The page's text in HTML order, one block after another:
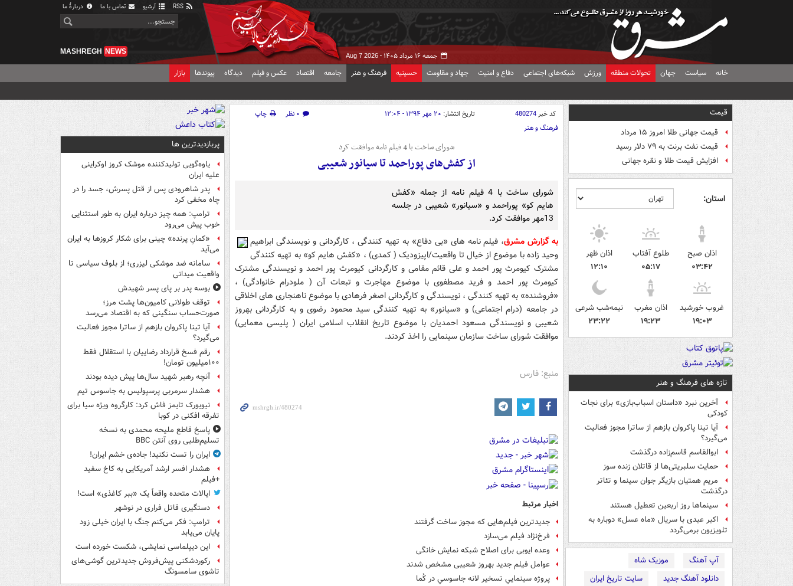
آرشیو تماس با ما دربارهٔ ما
جمعه ۱۶ مرداد ۱۴۰۵ - Aug 7 2026
MASHREGH NEWS
خانه سیاست جهان تحولات منطقه ورزش شبکه‌های اجتماعی دفاع و امنیت جهاد و مقاومت حسینیه فرهنگ و هنر جامعه اقتصاد عکس و فیلم دیدگاه پیوندها بازار
قیمت
قیمت جهانی طلا امروز ۱۵ مرداد
قیمت نفت برنت به ۷۹ دلار رسید
افزایش قیمت طلا و نقره جهانی
استان:
اذان صبح
۰۳:۴۲
طلوع آفتاب
۰۵:۱۷
اذان ظهر
۱۲:۱۰
غروب خورشید
۱۹:۰۳
اذان مغرب
۱۹:۲۳
نیمه‌شب شرعی
۲۳:۲۲
تازه های فرهنگ و هنر
آخرین نبرد «داستان اسباب‌بازی» برای نجات
کودکی
آیا تینا پاکروان بازهم از ساترا مجوز فعالیت
می‌گیرد؟
ابوالقاسم قاسم‌زاده درگذشت
حمایت سلبریتی‌ها از قاتلان زنده سوز
مریم همتیان بازیگر جوان سینما و تئاتر
درگذشت
سینماها روز اربعین تعطیل هستند
اکبر عبدی با سریال «ماه عسل» دوباره به
تلویزیون برمی‌گردد
آپ آهنگ
موزیک شاه
دانلود آهنگ جدید
سایت تاریخ ایران
کد خبر480274 تاریخ انتشار: ۲۰ مهر ۱۳۹۴ - ۱۲:۰۴ ۰ نظر
چاپ
فرهنگ و هنر
شورای ساخت با 4 فیلم نامه موافقت کرد
از کفش‌های پوراحمد تا سیانور شعیبی
شورای ساخت با 4 فیلم نامه از جمله «کفش
هایم کو» پوراحمد و «سیانور» شعیبی در جلسه
13مهر موافقت کرد.
به گزارش مشرق، فیلم نامه های «بی دفاع» به تهیه کنندگی ، کارگردانی و نویسندگی ابراهیم
وحید زاده با موضوع از خیال تا واقعیت/اپیزودیک ( کمدی) ، «کفش هایم کو» به تهیه کنندگی
مشترک کیومرث پور احمد و علی قائم مقامی و کارگردانی کیومرث پور احمد و نویسندگی مشترک
کیومرث پور احمد و فرید مصطفوی با موضوع مهاجرت و تبعات آن ( ملودرام خانوادگی) ،
«فروشنده» به تهیه کنندگی ، نویسندگی و کارگردانی اصغر فرهادی با موضوع ناهنجاری های اخلاقی
در جامعه (درام اجتماعی) و «سیانور» به تهیه کنندگی سید محمود رضوی و به کارگردانی بهروز
شعیبی و نویسندگی مسعود احمدیان با موضوع تاریخ انقلاب اسلامی ایران ( پلیسی معمایی)
موافقت شورای ساخت سازمان سینمایی را اخذ کردند.‎
منبع: فارس
اخبار مرتبط
جدیدترین فیلم‌هایی که مجوز ساخت گرفتند
فرخ‌نژاد فیلم می‌سازد
وعده ایوبی برای اصلاح شبکه نمایش خانگی
عوامل فیلم جدید بهروز شعیبی مشخص شدند
پروژه سينمايي تسخير لانه جاسوسي در کُما
پربازدیدترین ها
یاوه‌گویی تولیدکننده موشک کروز اوکراینی
علیه ایران
پدر شاهرودی پس از قتل پسرش، جسد را در
چاه مخفی کرد
ترامپ: همه چیز درباره ایران به طور استثنایی
خوب پیش می‌رود
«کمانِ پرنده» چینی برای شکار کروزها به ایران
می‌آید
سامانه ضد موشکی لیزری؛ از بلوف سیاسی تا
واقعیت میدانی
بوسه‌ پدر بر پای پسر شهیدش
توقف طولانی کامیون‌ها پشت مرز؛
صورت‌حساب سنگینی که به اقتصاد می‌رسد
آیا تینا پاکروان بازهم از ساترا مجوز فعالیت
می‌گیرد؟
رقم فسخ قرارداد رضاییان با استقلال فقط
۱۰۰میلیون تومان!
آنچه رهبر شهید سال‌ها پیش دیده بودند
هشدار سرمربی پرسپولیس به جاسوس تیم
نیویورک تایمز فاش کرد: کارگروه ویژه سیا برای
تفرقه افکنی در کوبا
پاسخ قاطع ملیحه محمدی به نسخه
تسلیم‌طلبی روی آنتن BBC
ایران را تست نکنید! جاده‌ی خشم ایران!
هشدار افسر ارشد آمریکایی به کاخ سفید
+فیلم
ایالات متحده واقعاً یک «ببر کاغذی» است!
دستگیری قاتل فراری در نوشهر
ترامپ: فکر می‌کنم جنگ با ایران خیلی زود
پایان می‌یابد
این دیپلماسی نمایشی، شکست خورده است
رکوردشکنی پیش‌فروش جدیدترین گوشی‌های
تاشوی سامسونگ